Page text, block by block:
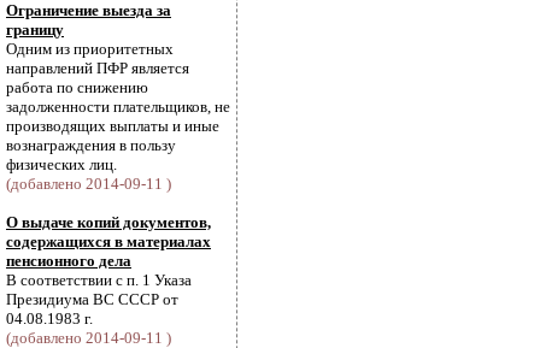
Ограничение выезда за
границу
Одним из приоритетных
направлений ПФР является
работа по снижению
задолженности плательщиков, не
производящих выплаты и иные
вознаграждения в пользу
физических лиц.
(добавлено 2014-09-11 )
О выдаче копий документов,
содержащихся в материалах
пенсионного дела
В соответствии с п. 1 Указа
Президиума ВС СССР от
04.08.1983 г.
(добавлено 2014-09-11 )